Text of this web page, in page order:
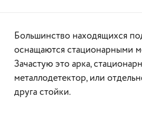
Большинство находящихся
оснащаются стационарными
Зачастую это арка,
металлодетектор, или
друга стойки.